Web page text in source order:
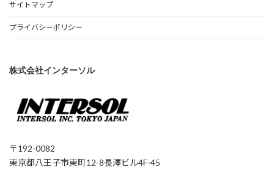
サイトマップ
プライバシーポリシー
株式会社インターソル
〒192-0082
東京都八王子市東町12-8長澤ビル4F-45